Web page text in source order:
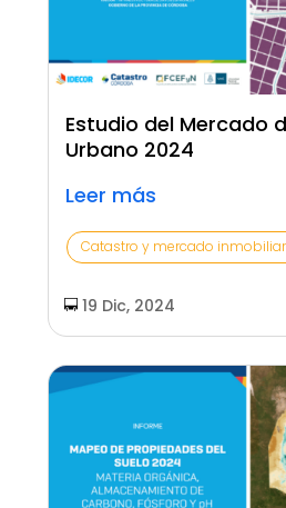
Estudio del Mercado
Urbano 2024
Leer más
Catastro y mercado
19 Dic, 2024